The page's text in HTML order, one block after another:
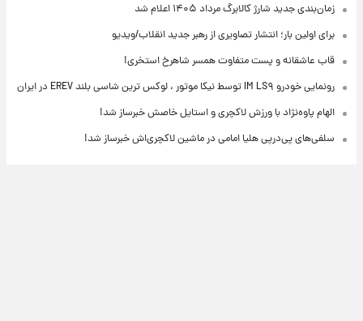
زمان‌بندی جدید شارژ کالابرگ مرداد ۱۴۰۵ اعلام شد
برای اولین بار؛ انتشار تصاویری از رهبر جدید انقلاب/ویدیو
قاب عاشقانه و پست متفاوت همسر شاهرخ استخری!
رونمایی خودرو IM LS۹ توسط نیکا موتور ، لوکس ترین شاسی بلند EREV در ایران
الهام پاوه‌نژاد با ورزش لاکچری و استایل خاصش خبرساز شد!
سلفی‌های پی‌درپی هلیا امامی در ماشین لاکچری‌اش خبرساز شد!